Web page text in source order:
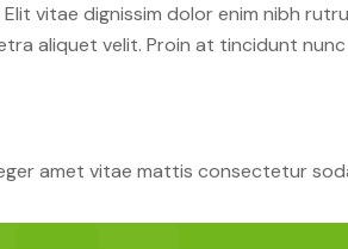
vitae dignissim dolor enim nibh
aliquet velit. Proin at tincidunt
amet vitae mattis consectetur